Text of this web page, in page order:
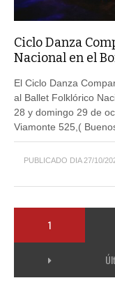
Nacional en el
El Ciclo Danza
al Ballet Folklórico
28 y domingo 29 de
Viamonte 525,(
PUBLICADO DIA 27/10/
1